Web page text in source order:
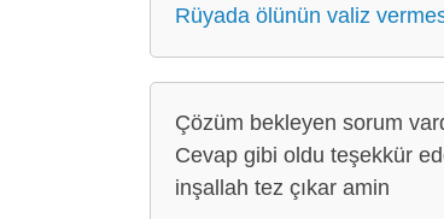
Rüyada ölünün valiz
Çözüm bekleyen sorum
Cevap gibi oldu teşekkür
inşallah tez çıkar amin